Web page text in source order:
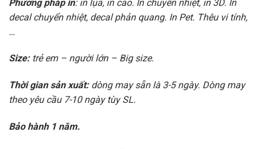
Phương pháp in: in lụa, in cao. In chuyển nhiệt, in 3D. In
decal chuyển nhiệt, decal phản quang. In Pet. Thêu vi tính,
…
Size:trẻ em – người lớn – Big size.
Thời gian sản xuất:dòng may sẵn là 3-5 ngày. Dòng may
theo yêu cầu 7-10 ngày tùy SL.
Bảo hành 1 năm.